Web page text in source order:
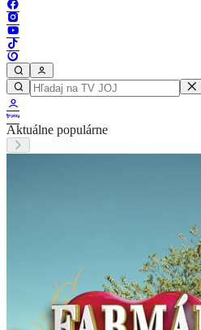
Aktuálne populárne